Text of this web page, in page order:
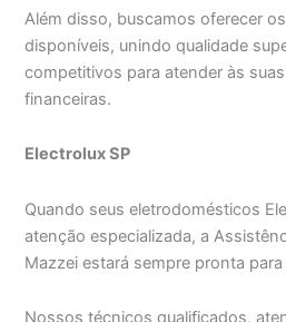
Além disso, buscamos oferecer
disponíveis, unindo qualidade
competitivos para atender às
financeiras.
Electrolux SP
Quando seus eletrodomésticos
atenção especializada, a
Mazzei estará sempre pronta para
Nossos técnicos qualificados,